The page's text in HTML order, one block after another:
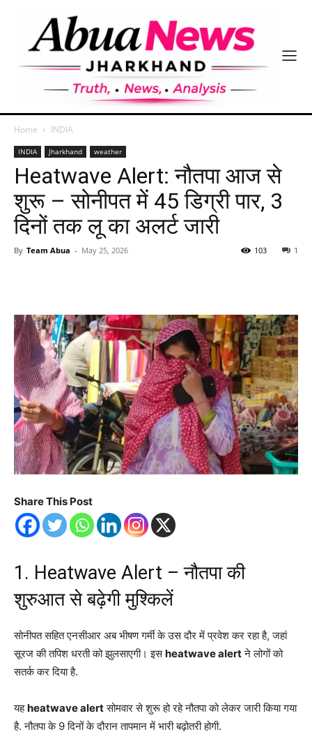
Home INDIA
INDIA Jharkhand weather
Heatwave Alert: नौतपा आज से
शुरू – सोनीपत में 45 डिग्री पार, 3
दिनों तक लू का अलर्ट जारी
By Team Abua - May 25, 2026 1
103
Share This Post
1. Heatwave Alert – नौतपा की
शुरुआत से बढ़ेगी मुश्किलें
सोनीपत सहित एनसीआर अब भीषण गर्मी के उस दौर में प्रवेश कर रहा है, जहां
सूरज की तपिश धरती को झुलसाएगी। इसheatwave alertने लोगों को
सतर्क कर दिया है.
यहheatwave alertसोमवार से शुरू हो रहे नौतपा को लेकर जारी किया गया
है. नौतपा के 9 दिनों के दौरान तापमान में भारी बढ़ोतरी होगी.